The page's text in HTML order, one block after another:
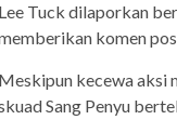
Lee Tuck dilaporkan
komen
Meskipun kecewa aksi
Sang Penyu